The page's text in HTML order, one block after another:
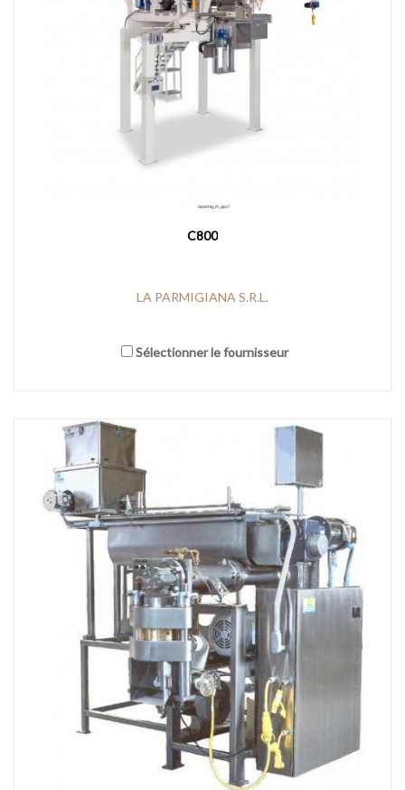
C800
LA PARMIGIANA S.R.L.
Sélectionner le fournisseur